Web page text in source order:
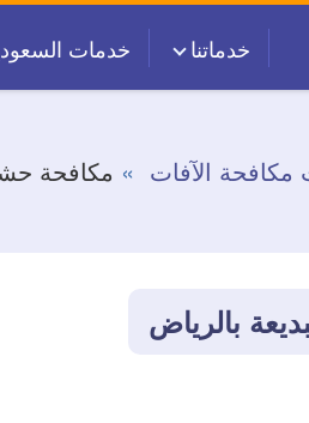
خدماتنا خدمات
الآفات مكافحة
بالرياض